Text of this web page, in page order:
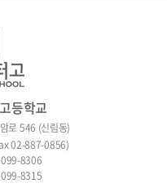
등학교
로 546 (신림동)
02-887-0856)
8306
8315